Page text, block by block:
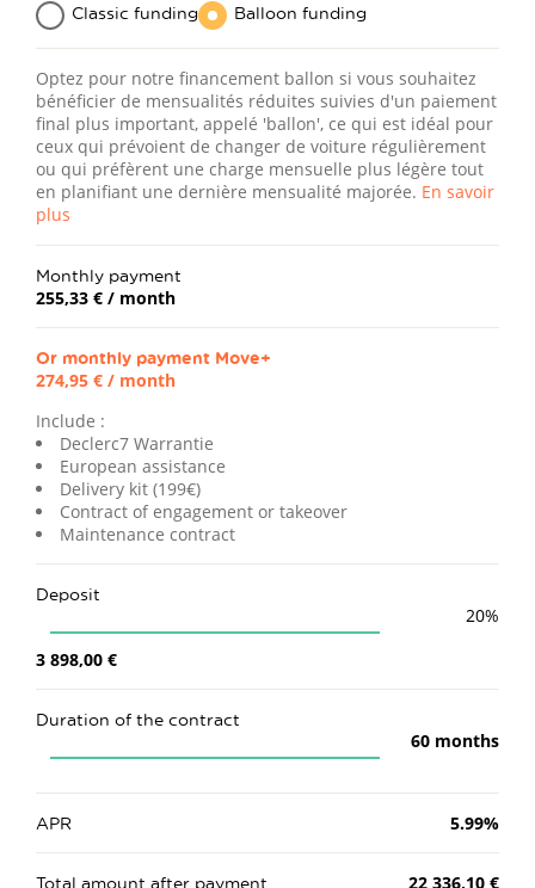
Classic funding Balloon funding
Optez pour notre financement ballon si vous souhaitez
bénéficier de mensualités réduites suivies d'un paiement
final plus important, appelé 'ballon', ce qui est idéal pour
ceux qui prévoient de changer de voiture régulièrement
ou qui préfèrent une charge mensuelle plus légère tout
en planifiant une dernière mensualité majorée. En savoir
plus
Monthly payment
255,33 € / month
Or monthly payment Move+
274,95 € / month
Include :
Declerc7 Warrantie
European assistance
Delivery kit (199€)
Contract of engagement or takeover
Maintenance contract
Deposit
20%
3 898,00 €
Duration of the contract
60 months
APR 5.99%
Total amount after payment 22 336,10 €